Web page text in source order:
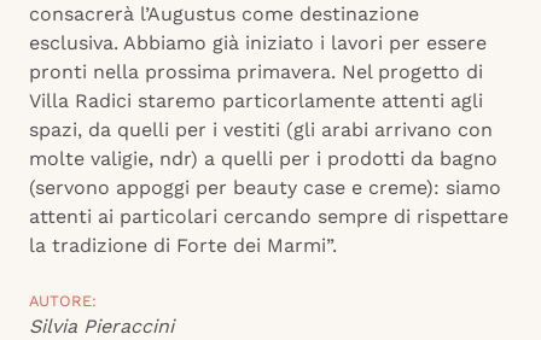
consacrerà l’Augustus come destinazione
esclusiva. Abbiamo già iniziato i lavori per essere
pronti nella prossima primavera. Nel progetto di
Villa Radici staremo particorlamente attenti agli
spazi, da quelli per i vestiti (gli arabi arrivano con
molte valigie, ndr) a quelli per i prodotti da bagno
(servono appoggi per beauty case e creme): siamo
attenti ai particolari cercando sempre di rispettare
la tradizione di Forte dei Marmi”.
AUTORE:
Silvia Pieraccini